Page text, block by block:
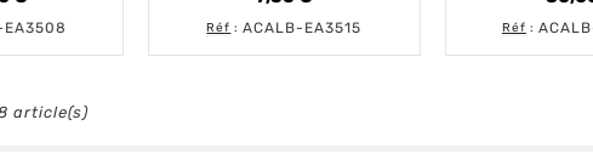
EA3508
Prix
Réf : ACALB-EA3515 Réf :
article(s)